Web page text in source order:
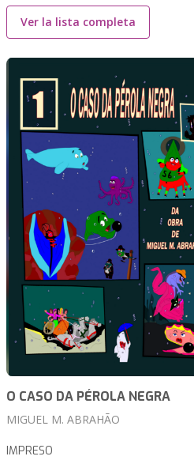
Ver la lista completa
O CASO DA PÉROLA NEGRA
MIGUEL M. ABRAHÃO
IMPRESO